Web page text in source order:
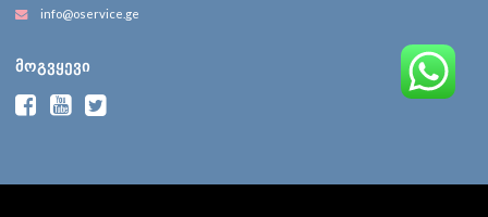
info@oservice.ge
ᲛᲝᲒᲕᲧᲔᲕᲘ